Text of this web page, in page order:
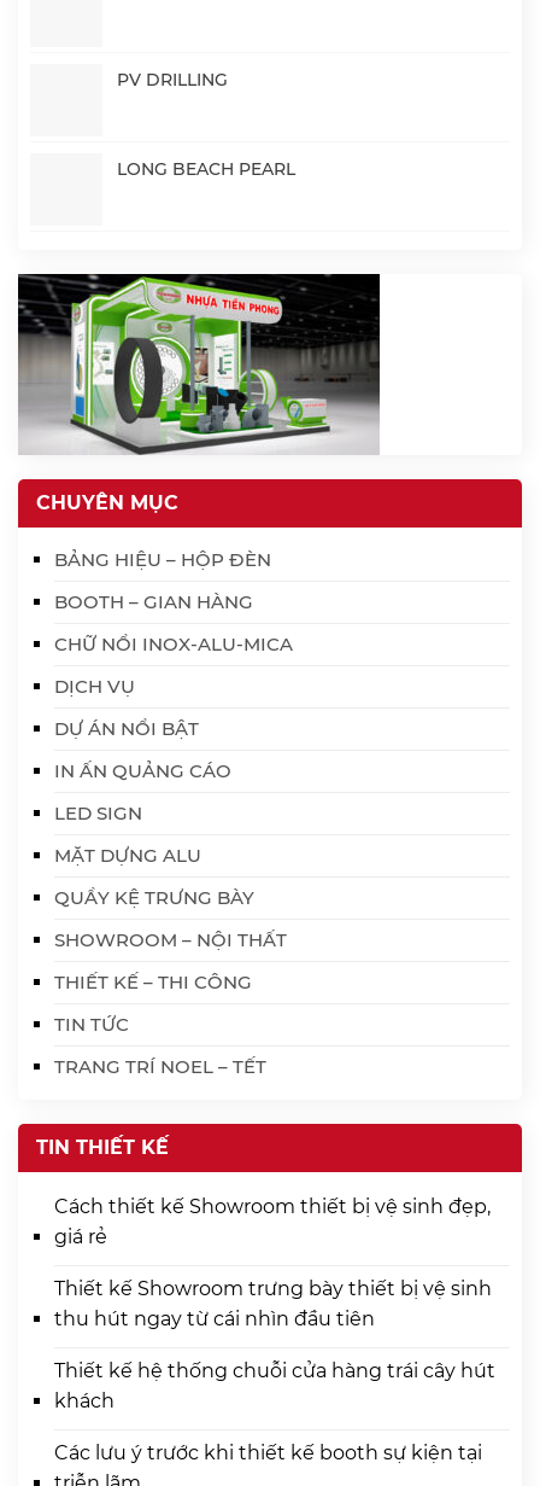
PV DRILLING
LONG BEACH PEARL
CHUYÊN MỤC
BẢNG HIỆU – HỘP ĐÈN
BOOTH – GIAN HÀNG
CHỮ NỔI INOX-ALU-MICA
DỊCH VỤ
DỰ ÁN NỔI BẬT
IN ẤN QUẢNG CÁO
LED SIGN
MẶT DỰNG ALU
QUẦY KỆ TRƯNG BÀY
SHOWROOM – NỘI THẤT
THIẾT KẾ – THI CÔNG
TIN TỨC
TRANG TRÍ NOEL – TẾT
TIN THIẾT KẾ
Cách thiết kế Showroom thiết bị vệ sinh đẹp,
giá rẻ
Thiết kế Showroom trưng bày thiết bị vệ sinh
thu hút ngay từ cái nhìn đầu tiên
Thiết kế hệ thống chuỗi cửa hàng trái cây hút
khách
Các lưu ý trước khi thiết kế booth sự kiện tại